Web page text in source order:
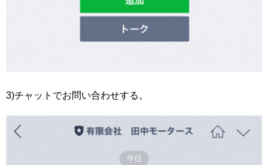
3)チャットでお問い合わせする。